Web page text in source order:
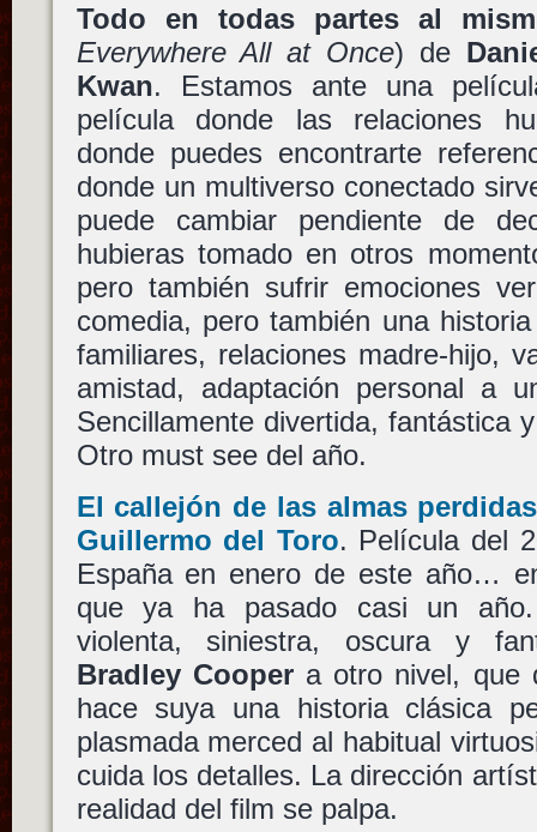
Todo en todas partes al
Everywhere All at Once) de
Kwan. Estamos ante una
película donde las relaciones
donde puedes encontrarte
donde un multiverso conectado
puede cambiar pendiente de
hubieras tomado en otros
pero también sufrir emociones
comedia, pero también una
familiares, relaciones madre-hijo,
amistad, adaptación personal a
Sencillamente divertida, fantástica
Otro must see del año.
El callejón de las almas perdidas
Guillermo del Toro. Película del
España en enero de este año…
que ya ha pasado casi un año.
violenta, siniestra, oscura y
Bradley Coopera otro nivel, que
hace suya una historia clásica
plasmada merced al habitual
cuida los detalles. La dirección
realidad del film se palpa.